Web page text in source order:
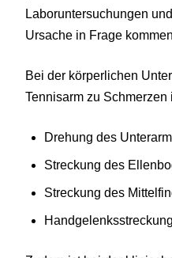
Laboruntersuchungen
Ursache in Frage
Bei der körperlichen
Tennisarm zu
Drehung des
Streckung des
Streckung des